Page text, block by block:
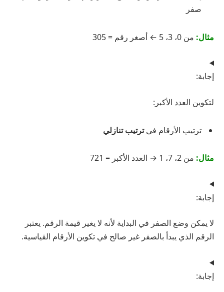
صفر
مثال: من 0، 3، 5 ← أصغر رقم = 305
إجابة:
لتكوين العدد الأكبر:
ترتيب الأرقام فيترتيب تنازلي
مثال: من 2، 7، 1 → العدد الأكبر = 721
إجابة:
لا يمكن وضع الصفر في البداية لأنه لا يغير قيمة الرقم. يعتبر
الرقم الذي يبدأ بالصفر غير صالح في تكوين الأرقام القياسية.
إجابة: